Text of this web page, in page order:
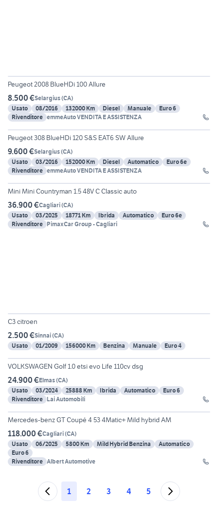
Peugeot 2008 BlueHDi 100 Allure
8.500 €Selargius(CA)
Usato
08/2016 132000 Km Diesel Manuale
Euro 6
Rivenditore emmeAuto VENDITA E ASSISTENZA
30
Peugeot 308 BlueHDi 120 S&S EAT6 SW Allure
9.600 €Selargius(CA)
Usato
03/2016 152000 Km Diesel Automatico
Euro 6e
Rivenditore emmeAuto VENDITA E ASSISTENZA
16
Mini Mini Countryman 1.5 48V C Classic auto
36.900 €Cagliari(CA)
Usato
03/2025 18771 Km Ibrida Automatico
Euro 6e
Rivenditore PimaxCar Group - Cagliari
C3 citroen
2.500 €Sinnai(CA)
Usato
01/2009 156000 Km Benzina Manuale Euro 4
15
VOLKSWAGEN Golf 1.0 etsi evo Life 110cv dsg
24.900 €Elmas(CA)
Usato
03/2024 25888 Km Ibrida Automatico
Euro 6
Rivenditore Lai Automobili
30
Mercedes-benz GT Coupé 4 53 4Matic+ Mild hybrid AM
118.000 €Cagliari(CA)
Usato
06/2025 5800 Km Mild Hybrid Benzina
Automatico
Euro 6
Rivenditore Albert Automotive
1 2 3 4 5